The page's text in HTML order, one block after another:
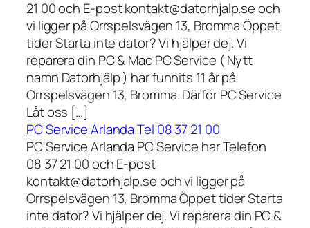
21 00 och E-post kontakt@datorhjalp.se och
vi ligger på Orrspelsvägen 13, Bromma Öppet
tider Starta inte dator? Vi hjälper dej. Vi
reparera din PC & Mac PC Service ( Nytt
namn Datorhjälp ) har funnits 11 år på
Orrspelsvägen 13, Bromma. Därför PC Service
Låt oss […]
PC Service Arlanda Tel 08 37 21 00
PC Service Arlanda PC Service har Telefon
08 37 21 00 och E-post
kontakt@datorhjalp.se och vi ligger på
Orrspelsvägen 13, Bromma Öppet tider Starta
inte dator? Vi hjälper dej. Vi reparera din PC &